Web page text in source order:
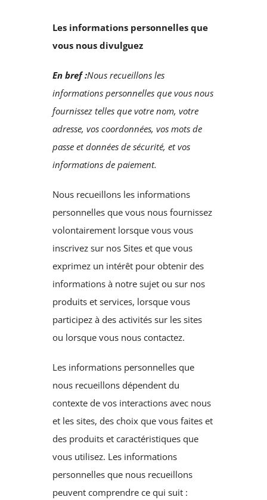
Les informations personnelles que
vous nous divulguez
En bref :Nous recueillons les
informations personnelles que vous nous
fournissez telles que votre nom, votre
adresse, vos coordonnées, vos mots de
passe et données de sécurité, et vos
informations de paiement.
Nous recueillons les informations
personnelles que vous nous fournissez
volontairement lorsque vous vous
inscrivez sur nos Sites et que vous
exprimez un intérêt pour obtenir des
informations à notre sujet ou sur nos
produits et services, lorsque vous
participez à des activités sur les sites
ou lorsque vous nous contactez.
Les informations personnelles que
nous recueillons dépendent du
contexte de vos interactions avec nous
et les sites, des choix que vous faites et
des produits et caractéristiques que
vous utilisez. Les informations
personnelles que nous recueillons
peuvent comprendre ce qui suit :